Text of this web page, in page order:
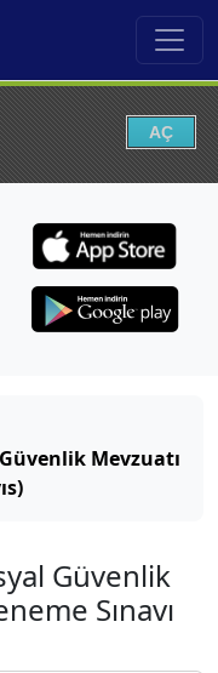
AÇ
Mevzuatı
Güvenlik
Sınavı